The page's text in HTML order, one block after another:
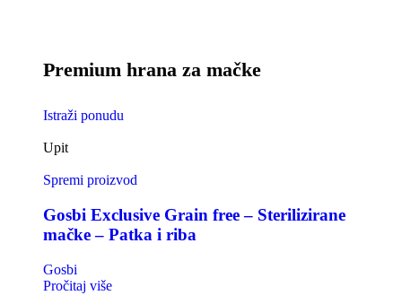
Premium hrana za mačke
Istraži ponudu
Upit
Spremi proizvod
Gosbi Exclusive Grain free – Sterilizirane
mačke – Patka i riba
Gosbi
Pročitaj više